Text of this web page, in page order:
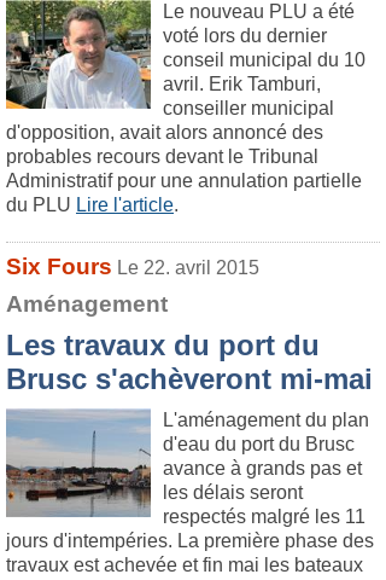
Le nouveau PLU a été
voté lors du dernier
conseil municipal du 10
avril. Erik Tamburi,
conseiller municipal
d'opposition, avait alors annoncé des
probables recours devant le Tribunal
Administratif pour une annulation partielle
du PLU Lire l'article.
Six Fours Le 22. avril 2015
Aménagement
Les travaux du port du
Brusc s'achèveront mi-mai
L'aménagement du plan
d'eau du port du Brusc
avance à grands pas et
les délais seront
respectés malgré les 11
jours d'intempéries. La première phase des
travaux est achevée et fin mai les bateaux